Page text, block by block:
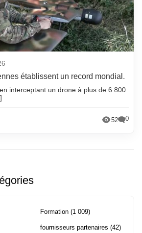
établissent un record mondial.
interceptant un drone à plus de 6 800
52 0
Formation (1 009)
fournisseurs partenaires (42)